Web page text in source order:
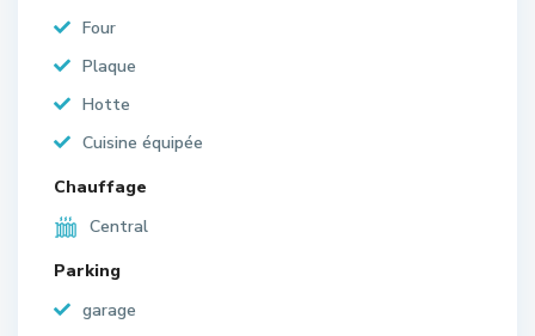
Four
Plaque
Hotte
Cuisine équipée
Chauffage
Central
Parking
garage